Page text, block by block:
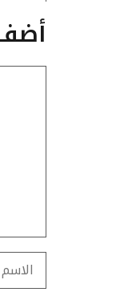
الاسم